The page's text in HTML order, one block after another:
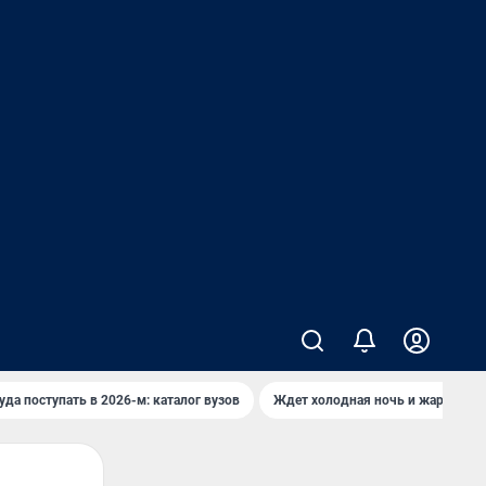
поступать в 2026-м: каталог вузов Ждет холодная ночь и жаркий